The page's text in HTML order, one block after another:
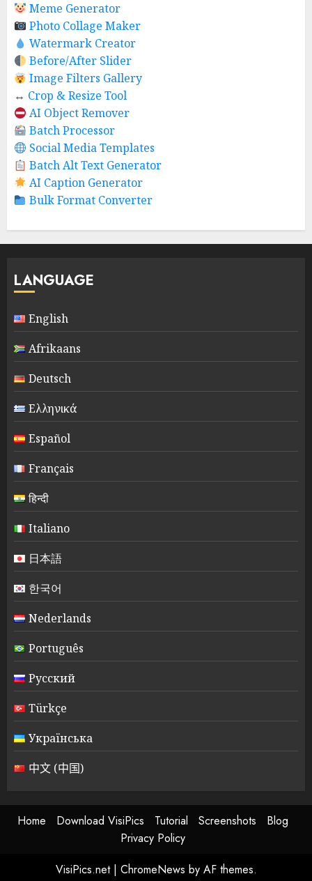
Meme Generator
Photo Collage Maker
Watermark Creator
Before/After Slider
Image Filters Gallery
↔️ Crop & Resize Tool
AI Object Remover
Batch Processor
Social Media Templates
Batch Alt Text Generator
AI Caption Generator
Bulk Format Converter
LANGUAGE
English
Afrikaans
Deutsch
Ελληνικά
Español
Français
हिन्दी
Italiano
日本語
한국어
Nederlands
Português
Русский
Türkçe
Українська
中文 (中国)
Home Download VisiPics Tutorial Screenshots
Blog
Privacy Policy
VisiPics.net | ChromeNews by AF themes.